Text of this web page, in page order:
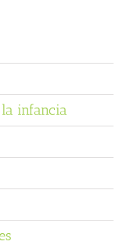
infancia